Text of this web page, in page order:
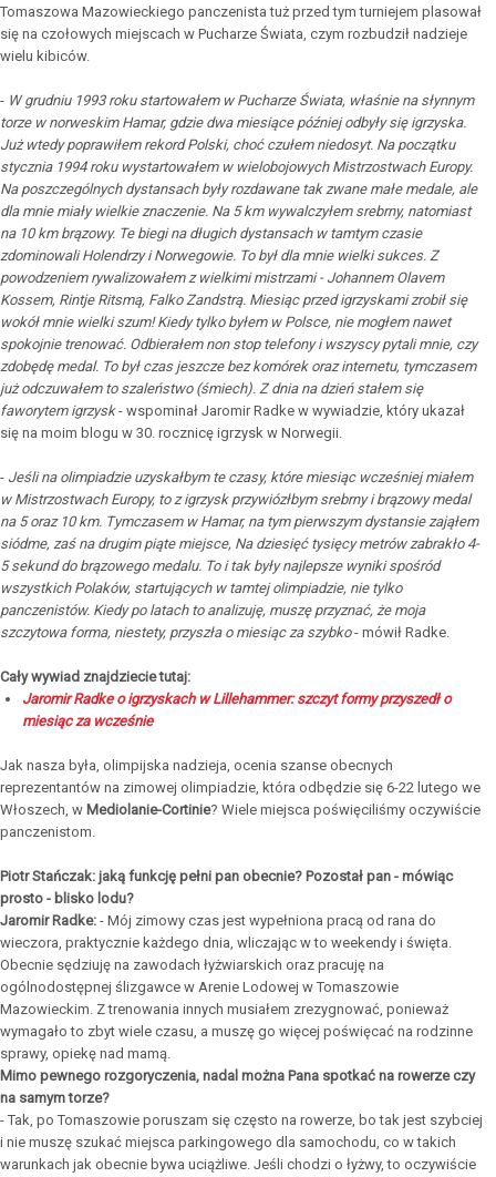
Tomaszowa Mazowieckiego panczenista tuż przed tym turniejem plasował
się na czołowych miejscach w Pucharze Świata, czym rozbudził nadzieje
wielu kibiców.
- W grudniu 1993 roku startowałem w Pucharze Świata, właśnie na słynnym
torze w norweskim Hamar, gdzie dwa miesiące później odbyły się igrzyska.
Już wtedy poprawiłem rekord Polski, choć czułem niedosyt. Na początku
stycznia 1994 roku wystartowałem w wielobojowych Mistrzostwach Europy.
Na poszczególnych dystansach były rozdawane tak zwane małe medale, ale
dla mnie miały wielkie znaczenie. Na 5 km wywalczyłem srebrny, natomiast
na 10 km brązowy. Te biegi na długich dystansach w tamtym czasie
zdominowali Holendrzy i Norwegowie. To był dla mnie wielki sukces. Z
powodzeniem rywalizowałem z wielkimi mistrzami - Johannem Olavem
Kossem, Rintje Ritsmą, Falko Zandstrą. Miesiąc przed igrzyskami zrobił się
wokół mnie wielki szum! Kiedy tylko byłem w Polsce, nie mogłem nawet
spokojnie trenować. Odbierałem non stop telefony i wszyscy pytali mnie, czy
zdobędę medal. To był czas jeszcze bez komórek oraz internetu, tymczasem
już odczuwałem to szaleństwo (śmiech). Z dnia na dzień stałem się
faworytem igrzysk- wspominał Jaromir Radke w wywiadzie, który ukazał
się na moim blogu w 30. rocznicę igrzysk w Norwegii.
- Jeśli na olimpiadzie uzyskałbym te czasy, które miesiąc wcześniej miałem
w Mistrzostwach Europy, to z igrzysk przywiózłbym srebrny i brązowy medal
na 5 oraz 10 km. Tymczasem w Hamar, na tym pierwszym dystansie zająłem
siódme, zaś na drugim piąte miejsce, Na dziesięć tysięcy metrów zabrakło 4-
5 sekund do brązowego medalu. To i tak były najlepsze wyniki spośród
wszystkich Polaków, startujących w tamtej olimpiadzie, nie tylko
panczenistów. Kiedy po latach to analizuję, muszę przyznać, że moja
szczytowa forma, niestety, przyszła o miesiąc za szybko- mówił Radke.
Cały wywiad znajdziecie tutaj:
Jaromir Radke o igrzyskach w Lillehammer: szczyt formy przyszedł o
miesiąc za wcześnie
Jak nasza była, olimpijska nadzieja, ocenia szanse obecnych
reprezentantów na zimowej olimpiadzie, która odbędzie się 6-22 lutego we
Włoszech, w Mediolanie-Cortinie? Wiele miejsca poświęciliśmy oczywiście
panczenistom.
Piotr Stańczak: jaką funkcję pełni pan obecnie? Pozostał pan - mówiąc
prosto - blisko lodu?
Jaromir Radke: - Mój zimowy czas jest wypełniona pracą od rana do
wieczora, praktycznie każdego dnia, wliczając w to weekendy i święta.
Obecnie sędziuję na zawodach łyżwiarskich oraz pracuję na
ogólnodostępnej ślizgawce w Arenie Lodowej w Tomaszowie
Mazowieckim. Z trenowania innych musiałem zrezygnować, ponieważ
wymagało to zbyt wiele czasu, a muszę go więcej poświęcać na rodzinne
sprawy, opiekę nad mamą.
Mimo pewnego rozgoryczenia, nadal można Pana spotkać na rowerze czy
na samym torze?
- Tak, po Tomaszowie poruszam się często na rowerze, bo tak jest szybciej
i nie muszę szukać miejsca parkingowego dla samochodu, co w takich
warunkach jak obecnie bywa uciążliwe. Jeśli chodzi o łyżwy, to oczywiście